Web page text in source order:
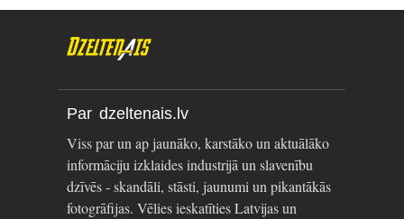
Par dzeltenais.lv
Viss par un ap jaunāko, karstāko un aktuālāko
informāciju izklaides industrijā un slavenību
dzīvēs - skandāli, stāsti, jaunumi un pikantākās
fotogrāfijas. Vēlies ieskatīties Latvijas un